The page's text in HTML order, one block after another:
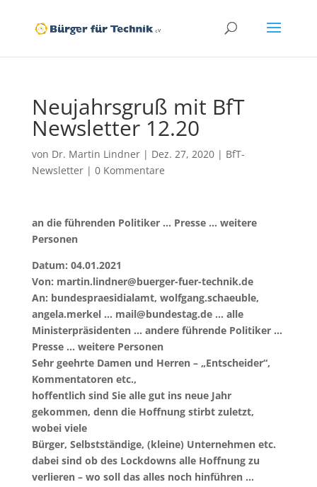
Neujahrsgruß mit BfT
Newsletter 12.20
von Dr. Martin Lindner| Dez. 27, 2020| BfT-
Newsletter| 0 Kommentare
an die führenden Politiker … Presse … weitere
Personen
Datum: 04.01.2021
Von: martin.lindner@buerger-fuer-technik.de
An: bundespraesidialamt, wolfgang.schaeuble,
angela.merkel … mail@bundestag.de … alle
Ministerpräsidenten … andere führende Politiker …
Presse … weitere Personen
Sehr geehrte Damen und Herren – „Entscheider“,
Kommentatoren etc.,
hoffentlich sind Sie alle gut ins neue Jahr
gekommen, denn die Hoffnung stirbt zuletzt,
wobei viele
Bürger, Selbstständige, (kleine) Unternehmen etc.
dabei sind ob des Lockdowns alle Hoffnung zu
verlieren – wo soll das alles noch hinführen …